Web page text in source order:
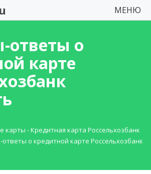
МЕНЮ
ответы о
карте
карты -Кредитная карта Россельхозбанк
о кредитной карте Россельхозбанк